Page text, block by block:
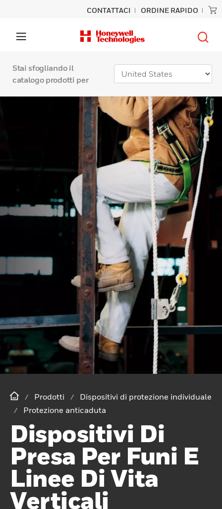
CONTATTACI ORDINE RAPIDO
Stai sfogliando il
catalogo prodotti per
Prodotti
Dispositivi di protezione individuale
Protezione anticaduta
Dispositivi Di
Presa Per Funi E
Linee Di Vita
Verticali